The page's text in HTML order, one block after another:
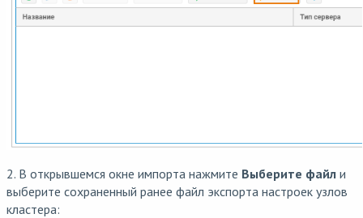
2. В открывшемся окне импорта нажмите Выберите файл и
выберите сохраненный ранее файл экспорта настроек узлов
кластера: